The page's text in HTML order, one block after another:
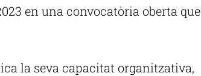
en una convocatòria oberta que
la seva capacitat organitzativa,